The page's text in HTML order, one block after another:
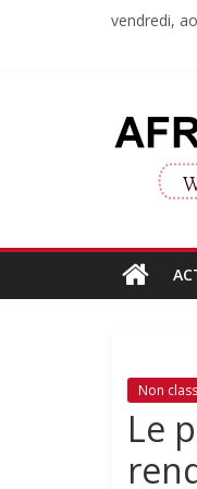
vendredi,
Non
Le